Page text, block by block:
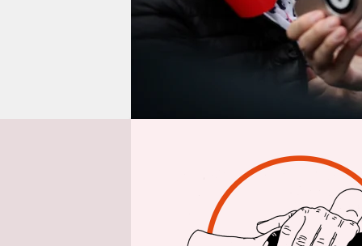
genossenschaft
Aus